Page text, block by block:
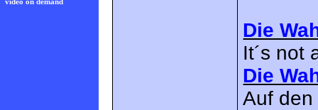
Die
It´s not
Die
Auf den